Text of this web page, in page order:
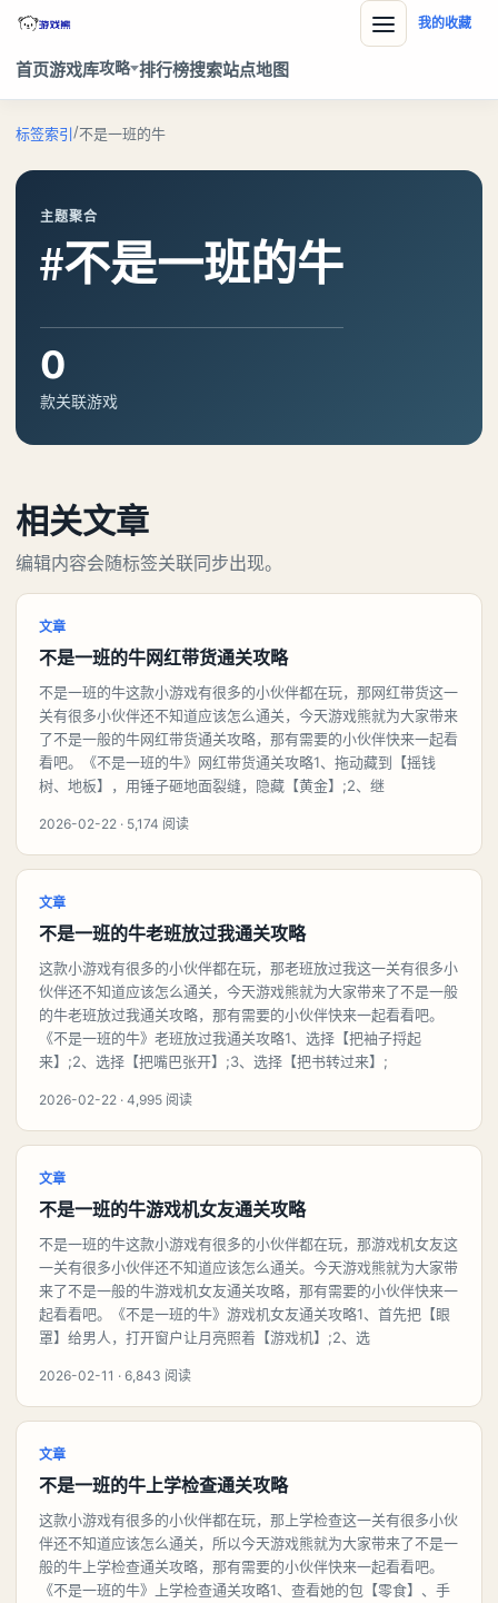
首页游戏库攻略 排行榜搜索站点地图
我的收藏
标签索引/不是一班的牛
主题聚合
#不是一班的牛
0
款关联游戏
相关文章
编辑内容会随标签关联同步出现。
文章
不是一班的牛网红带货通关攻略
不是一班的牛这款小游戏有很多的小伙伴都在玩，那网红带货这一
关有很多小伙伴还不知道应该怎么通关，今天游戏熊就为大家带来
了不是一般的牛网红带货通关攻略，那有需要的小伙伴快来一起看
看吧。《不是一班的牛》网红带货通关攻略1、拖动藏到【摇钱
树、地板】，用锤子砸地面裂缝，隐藏【黄金】;2、继
2026-02-22 · 5,174 阅读
文章
不是一班的牛老班放过我通关攻略
这款小游戏有很多的小伙伴都在玩，那老班放过我这一关有很多小
伙伴还不知道应该怎么通关，今天游戏熊就为大家带来了不是一般
的牛老班放过我通关攻略，那有需要的小伙伴快来一起看看吧。
《不是一班的牛》老班放过我通关攻略1、选择【把袖子捋起
来】;2、选择【把嘴巴张开】;3、选择【把书转过来】;
2026-02-22 · 4,995 阅读
文章
不是一班的牛游戏机女友通关攻略
不是一班的牛这款小游戏有很多的小伙伴都在玩，那游戏机女友这
一关有很多小伙伴还不知道应该怎么通关。今天游戏熊就为大家带
来了不是一般的牛游戏机女友通关攻略，那有需要的小伙伴快来一
起看看吧。《不是一班的牛》游戏机女友通关攻略1、首先把【眼
罩】给男人，打开窗户让月亮照着【游戏机】;2、选
2026-02-11 · 6,843 阅读
文章
不是一班的牛上学检查通关攻略
这款小游戏有很多的小伙伴都在玩，那上学检查这一关有很多小伙
伴还不知道应该怎么通关，所以今天游戏熊就为大家带来了不是一
般的牛上学检查通关攻略，那有需要的小伙伴快来一起看看吧。
《不是一班的牛》上学检查通关攻略1、查看她的包【零食】、手